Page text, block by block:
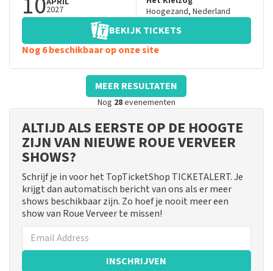
2027
Hoogezand, Nederland
BEKIJK TICKETS
Nog 6 beschikbaar op onze site
MEER RESULTATEN
Nog 28evenementen
ALTIJD ALS EERSTE OP DE HOOGTE
ZIJN VAN NIEUWE ROUE VERVEER
SHOWS?
Schrijf je in voor het TopTicketShop TICKETALERT. Je
krijgt dan automatisch bericht van ons als er meer
shows beschikbaar zijn. Zo hoef je nooit meer een
show van Roue Verveer te missen!
INSCHRIJVEN